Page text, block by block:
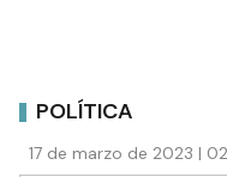
POLÍTICA
17 de marzo de 2023 |